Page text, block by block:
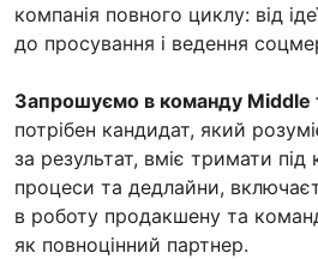
компанія повного циклу: від
до просування і ведення
Запрошуємо в команду Middle
потрібен кандидат, який
за результат, вміє тримати під
процеси та дедлайни,
в роботу продакшену та
як повноцінний партнер.